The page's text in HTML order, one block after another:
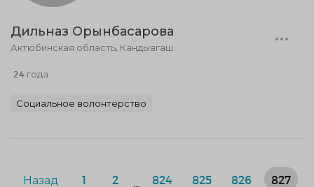
Дильназ Орынбасарова
Актюбинская область, Кандыагаш
24 года
Социальное волонтерство
Назад 1 2 824 825 826 827